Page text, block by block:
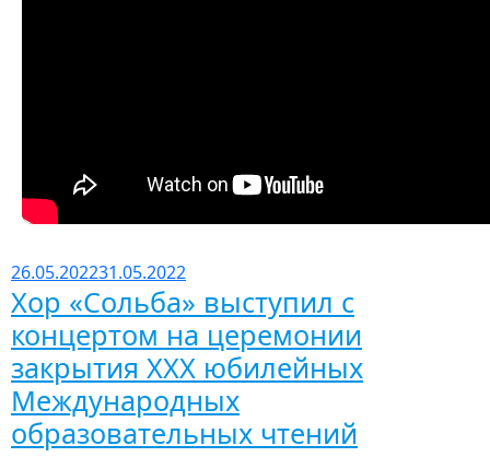
26.05.202231.05.2022
Хор «Сольба» выступил с
концертом на церемонии
закрытия ХХХ юбилейных
Международных
образовательных чтений